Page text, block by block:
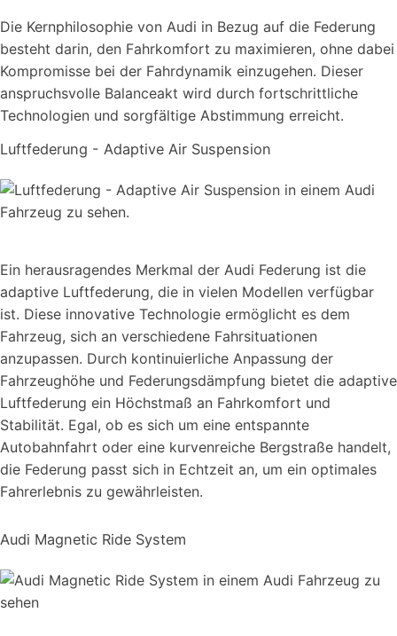
Die Kernphilosophie von Audi in Bezug auf die Federung
besteht darin, den Fahrkomfort zu maximieren, ohne dabei
Kompromisse bei der Fahrdynamik einzugehen. Dieser
anspruchsvolle Balanceakt wird durch fortschrittliche
Technologien und sorgfältige Abstimmung erreicht.
Luftfederung - Adaptive Air Suspension
Ein herausragendes Merkmal der Audi Federung ist die
adaptive Luftfederung, die in vielen Modellen verfügbar
ist. Diese innovative Technologie ermöglicht es dem
Fahrzeug, sich an verschiedene Fahrsituationen
anzupassen. Durch kontinuierliche Anpassung der
Fahrzeughöhe und Federungsdämpfung bietet die adaptive
Luftfederung ein Höchstmaß an Fahrkomfort und
Stabilität. Egal, ob es sich um eine entspannte
Autobahnfahrt oder eine kurvenreiche Bergstraße handelt,
die Federung passt sich in Echtzeit an, um ein optimales
Fahrerlebnis zu gewährleisten.
Audi Magnetic Ride System